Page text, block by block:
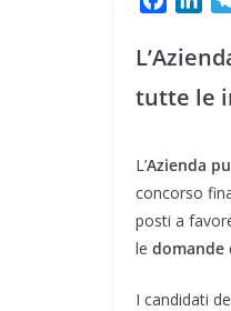
c
b
o
k
n
e
I
n
tutte le
L’Azienda
concorso
posti a
le domande
I candidati